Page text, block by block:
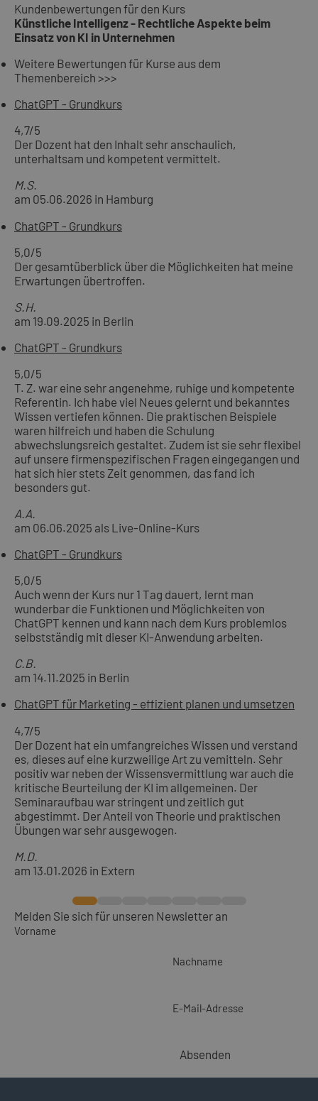
Kundenbewertungen für den Kurs
Künstliche Intelligenz - Rechtliche Aspekte beim
Einsatz von KI in Unternehmen
Weitere Bewertungen für Kurse aus dem
Themenbereich >>>
ChatGPT - Grundkurs
4,7/5
Der Dozent hat den Inhalt sehr anschaulich,
unterhaltsam und kompetent vermittelt.
M.S.
am 05.06.2026 in Hamburg
ChatGPT - Grundkurs
5,0/5
Der gesamtüberblick über die Möglichkeiten hat meine
Erwartungen übertroffen.
S.H.
am 19.09.2025 in Berlin
ChatGPT - Grundkurs
5,0/5
T. Z. war eine sehr angenehme, ruhige und kompetente
Referentin. Ich habe viel Neues gelernt und bekanntes
Wissen vertiefen können. Die praktischen Beispiele
waren hilfreich und haben die Schulung
abwechslungsreich gestaltet. Zudem ist sie sehr flexibel
auf unsere firmenspezifischen Fragen eingegangen und
hat sich hier stets Zeit genommen, das fand ich
besonders gut.
A.A.
am 06.06.2025 als Live-Online-Kurs
ChatGPT - Grundkurs
5,0/5
Auch wenn der Kurs nur 1 Tag dauert, lernt man
wunderbar die Funktionen und Möglichkeiten von
ChatGPT kennen und kann nach dem Kurs problemlos
selbstständig mit dieser KI-Anwendung arbeiten.
C.B.
am 14.11.2025 in Berlin
ChatGPT für Marketing - effizient planen und umsetzen
4,7/5
Der Dozent hat ein umfangreiches Wissen und verstand
es, dieses auf eine kurzweilige Art zu vemitteln. Sehr
positiv war neben der Wissensvermittlung war auch die
kritische Beurteilung der KI im allgemeinen. Der
Seminaraufbau war stringent und zeitlich gut
abgestimmt. Der Anteil von Theorie und praktischen
Übungen war sehr ausgewogen.
M.D.
am 13.01.2026 in Extern
Melden Sie sich für unseren Newsletter an
Vorname
Nachname
E-Mail-Adresse
Absenden